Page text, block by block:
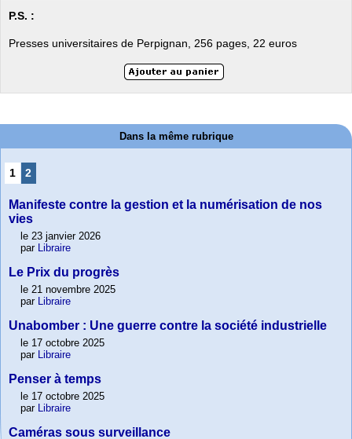
P.S. :
Presses universitaires de Perpignan, 256 pages, 22 euros
Dans la même rubrique
1 2
Manifeste contre la gestion et la numérisation de nos
vies
le 23 janvier 2026
par
Libraire
Le Prix du progrès
le 21 novembre 2025
par
Libraire
Unabomber : Une guerre contre la société industrielle
le 17 octobre 2025
par
Libraire
Penser à temps
le 17 octobre 2025
par
Libraire
Caméras sous surveillance